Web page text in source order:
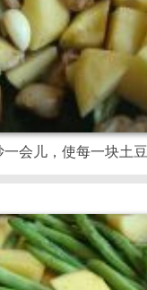
会儿，使每一块土